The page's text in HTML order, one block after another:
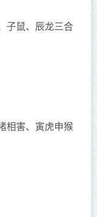
子鼠、辰龙三合
相害、寅虎申猴